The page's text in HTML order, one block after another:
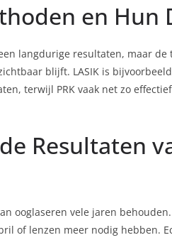
en Hun
langdurige resultaten, maar
blijft. LASIK is
terwijl PRK vaak net zo
Resultaten
ooglaseren vele jaren
of lenzen meer nodig hebben.